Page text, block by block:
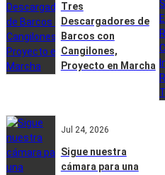
Tres
Descargadores de
Barcos con
Cangilones,
Proyecto en Marcha
Jul 24, 2026
Sigue nuestra
cámara para una